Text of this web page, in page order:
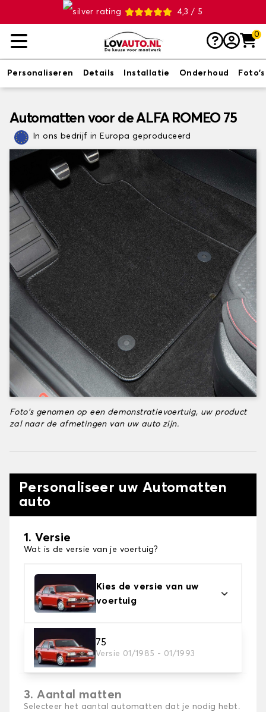
4,3 / 5
0
Personaliseren Details Installatie Onderhoud Foto's
Automatten voor de ALFA ROMEO 75
In ons bedrijf in Europa geproduceerd
Foto's genomen op een demonstratievoertuig, uw product
zal naar de afmetingen van uw auto zijn.
Personaliseer uw Automatten
auto
1. Versie
Wat is de versie van je voertuig?
Kies de versie van uw
voertuig
75
Versie 01/1985 - 01/1993
2. Materiaal
Kies het materiaal van uw automatten
3. Aantal matten
Selecteer het aantal automatten dat je nodig hebt.